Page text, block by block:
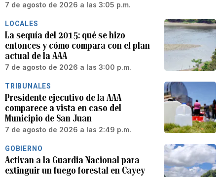
7 de agosto de 2026 a las 3:05 p.m.
LOCALES
La sequía del 2015: qué se hizo
entonces y cómo compara con el plan
actual de la AAA
7 de agosto de 2026 a las 3:00 p.m.
TRIBUNALES
Presidente ejecutivo de la AAA
comparece a vista en caso del
Municipio de San Juan
7 de agosto de 2026 a las 2:49 p.m.
GOBIERNO
Activan a la Guardia Nacional para
extinguir un fuego forestal en Cayey